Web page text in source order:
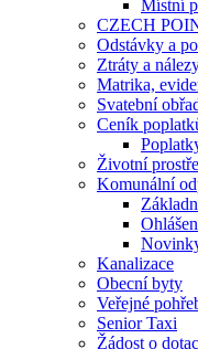
Místní
CZECH
Odstávky a
Ztráty a
Matrika,
Svatební
Ceník
Životní
Komunální
Kanalizace
Obecní byty
Veřejné
Senior Taxi
Žádost o